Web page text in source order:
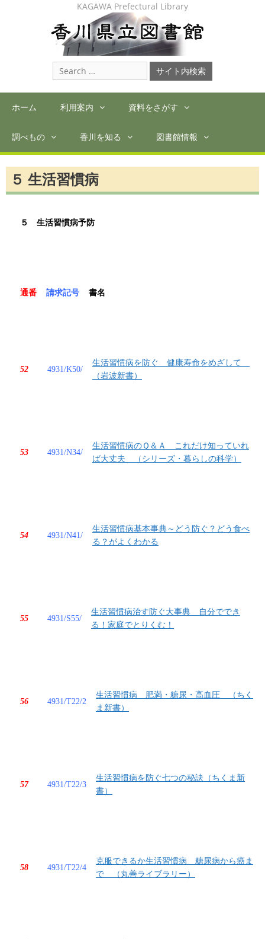
KAGAWA Prefectural Library
Search
for:
ホーム 利用案内 資料をさがす
調べもの 香川を知る 図書館情報
５ 生活習慣病
５ 生活習慣病予防
通番 請求記号 書名
52 4931/K50/
生活習慣病を防ぐ 健康寿命をめざして
（岩波新書）
53 4931/N34/
生活習慣病のＱ＆Ａ これだけ知っていれ
ば大丈夫 （シリーズ・暮らしの科学）
54 4931/N41/
生活習慣病基本事典～どう防ぐ？どう食べ
る？がよくわかる
55 4931/S55/
生活習慣病治す防ぐ大事典 自分ででき
る！家庭でとりくむ！
56 4931/T22/2
生活習慣病 肥満・糖尿・高血圧 （ちく
ま新書）
57 4931/T22/3
生活習慣病を防ぐ七つの秘訣（ちくま新
書）
58 4931/T22/4
克服できるか生活習慣病 糖尿病から癌ま
で （丸善ライブラリー）